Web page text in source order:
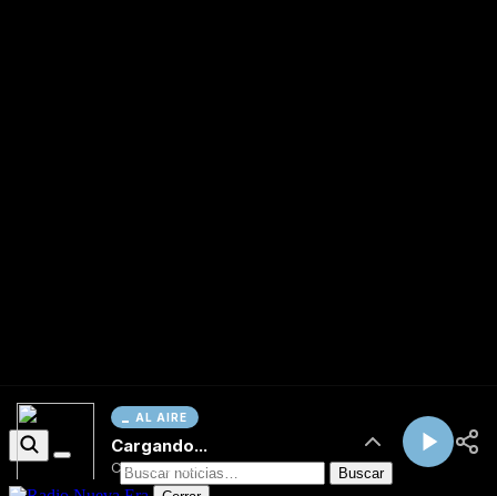
AL AIRE
Cargando...
Conectando...